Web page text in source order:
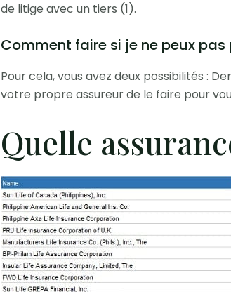
de litige avec un tiers (1).
Comment faire si je ne peux
Pour cela, vous avez deux possibilités :
votre propre assureur de le faire pour
Quelle